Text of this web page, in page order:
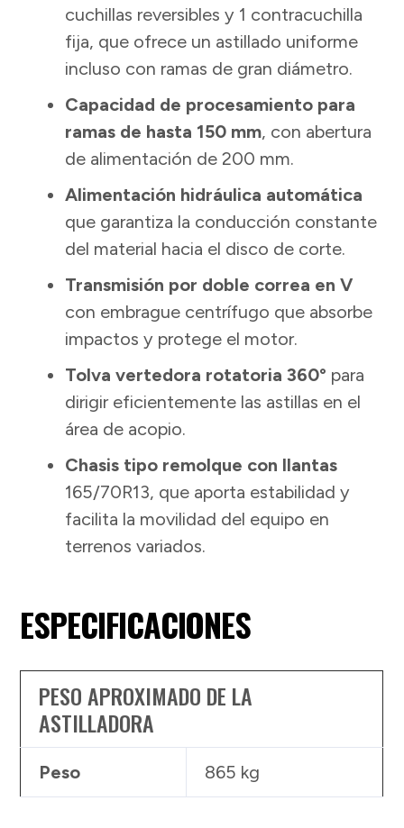
cuchillas reversibles y 1 contracuchilla
fija, que ofrece un astillado uniforme
incluso con ramas de gran diámetro.
Capacidad de procesamiento para
ramas de hasta 150 mm, con abertura
de alimentación de 200 mm.
Alimentación hidráulica automática
que garantiza la conducción constante
del material hacia el disco de corte.
Transmisión por doble correa en V
con embrague centrífugo que absorbe
impactos y protege el motor.
Tolva vertedora rotatoria 360° para
dirigir eficientemente las astillas en el
área de acopio.
Chasis tipo remolque con llantas
165/70R13, que aporta estabilidad y
facilita la movilidad del equipo en
terrenos variados.
ESPECIFICACIONES
PESO APROXIMADO DE LA
ASTILLADORA
Peso 865 kg